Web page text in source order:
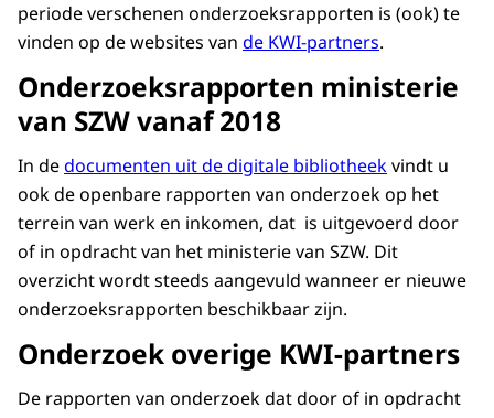
periode verschenen onderzoeksrapporten is (ook) te
vinden op de websites van de KWI-partners.
Onderzoeksrapporten ministerie
van SZW vanaf 2018
In dedocumenten uit de digitale bibliotheekvindt u
ook de openbare rapporten van onderzoek op het
terrein van werk en inkomen, dat is uitgevoerd door
of in opdracht van het ministerie van SZW. Dit
overzicht wordt steeds aangevuld wanneer er nieuwe
onderzoeksrapporten beschikbaar zijn.
Onderzoek overige KWI-partners
De rapporten van onderzoek dat door of in opdracht